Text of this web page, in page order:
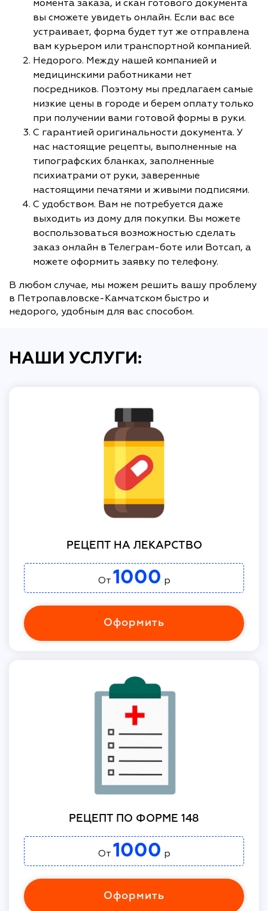
момента заказа, и скан готового документа
вы сможете увидеть онлайн. Если вас все
устраивает, форма будет тут же отправлена
вам курьером или транспортной компанией.
Недорого. Между нашей компанией и
медицинскими работниками нет
посредников. Поэтому мы предлагаем самые
низкие цены в городе и берем оплату только
при получении вами готовой формы в руки.
С гарантией оригинальности документа. У
нас настоящие рецепты, выполненные на
типографских бланках, заполненные
психиатрами от руки, заверенные
настоящими печатями и живыми подписями.
С удобством. Вам не потребуется даже
выходить из дому для покупки. Вы можете
воспользоваться возможностью сделать
заказ онлайн в Телеграм-боте или Вотсап, а
можете оформить заявку по телефону.
В любом случае, мы можем решить вашу проблему
в Петропавловске-Камчатском быстро и
недорого, удобным для вас способом.
НАШИ УСЛУГИ:
РЕЦЕПТ НА ЛЕКАРСТВО
От 1000 р
Оформить
РЕЦЕПТ ПО ФОРМЕ 148
От 1000 р
Оформить